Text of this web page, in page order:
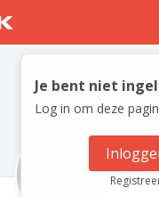
Nostalgische verhalen
Log in
Meld je gratis aan
Je bent niet
Log in om deze